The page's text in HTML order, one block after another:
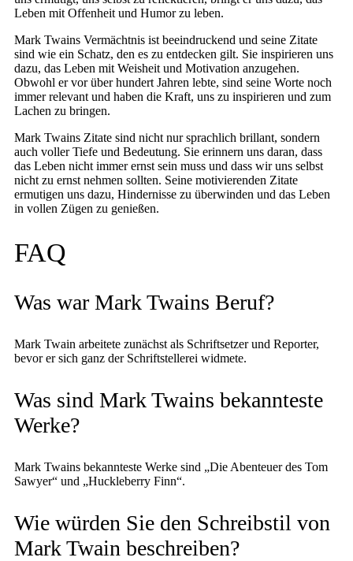
Leben mit Offenheit und Humor zu leben.
Mark Twains Vermächtnis ist beeindruckend und seine Zitate
sind wie ein Schatz, den es zu entdecken gilt. Sie inspirieren uns
dazu, das Leben mit Weisheit und Motivation anzugehen.
Obwohl er vor über hundert Jahren lebte, sind seine Worte noch
immer relevant und haben die Kraft, uns zu inspirieren und zum
Lachen zu bringen.
Mark Twains Zitate sind nicht nur sprachlich brillant, sondern
auch voller Tiefe und Bedeutung. Sie erinnern uns daran, dass
das Leben nicht immer ernst sein muss und dass wir uns selbst
nicht zu ernst nehmen sollten. Seine motivierenden Zitate
ermutigen uns dazu, Hindernisse zu überwinden und das Leben
in vollen Zügen zu genießen.
FAQ
Was war Mark Twains Beruf?
Mark Twain arbeitete zunächst als Schriftsetzer und Reporter,
bevor er sich ganz der Schriftstellerei widmete.
Was sind Mark Twains bekannteste
Werke?
Mark Twains bekannteste Werke sind „Die Abenteuer des Tom
Sawyer“ und „Huckleberry Finn“.
Wie würden Sie den Schreibstil von
Mark Twain beschreiben?